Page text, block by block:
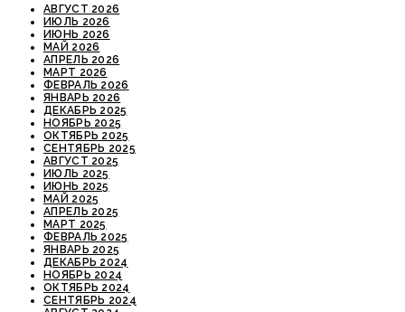
АВГУСТ 2026
ИЮЛЬ 2026
ИЮНЬ 2026
МАЙ 2026
АПРЕЛЬ 2026
МАРТ 2026
ФЕВРАЛЬ 2026
ЯНВАРЬ 2026
ДЕКАБРЬ 2025
НОЯБРЬ 2025
ОКТЯБРЬ 2025
СЕНТЯБРЬ 2025
АВГУСТ 2025
ИЮЛЬ 2025
ИЮНЬ 2025
МАЙ 2025
АПРЕЛЬ 2025
МАРТ 2025
ФЕВРАЛЬ 2025
ЯНВАРЬ 2025
ДЕКАБРЬ 2024
НОЯБРЬ 2024
ОКТЯБРЬ 2024
СЕНТЯБРЬ 2024